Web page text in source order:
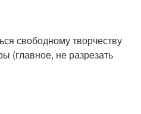
свободному творчеству
(главное, не разрезать